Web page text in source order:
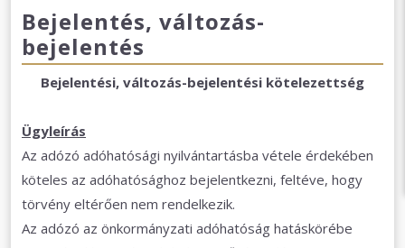
Bejelentés, változás-
bejelentés
Bejelentési, változás-bejelentési kötelezettség
Ügyleírás
Az adózó adóhatósági nyilvántartásba vétele érdekében
köteles az adóhatósághoz bejelentkezni, feltéve, hogy
törvény eltérően nem rendelkezik.
Az adózó az önkormányzati adóhatóság hatáskörébe